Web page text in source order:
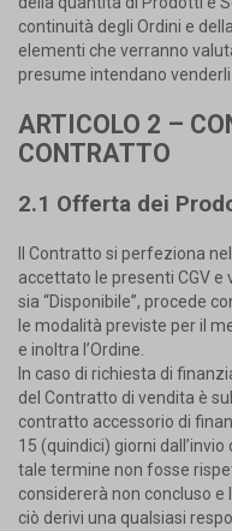
continuità degli Ordini e
elementi che verranno
presume intendano
ARTICOLO 2 –
CONTRATTO
2.1 Offerta dei
Il Contratto si perfeziona
accettato le presenti CGV
sia “Disponibile”, procede
le modalità previste per il
e inoltra l’Ordine.
In caso di richiesta di
del Contratto di vendita è
contratto accessorio di
15 (quindici) giorni dall’invio
tale termine non fosse
considererà non concluso e
ciò derivi una qualsiasi